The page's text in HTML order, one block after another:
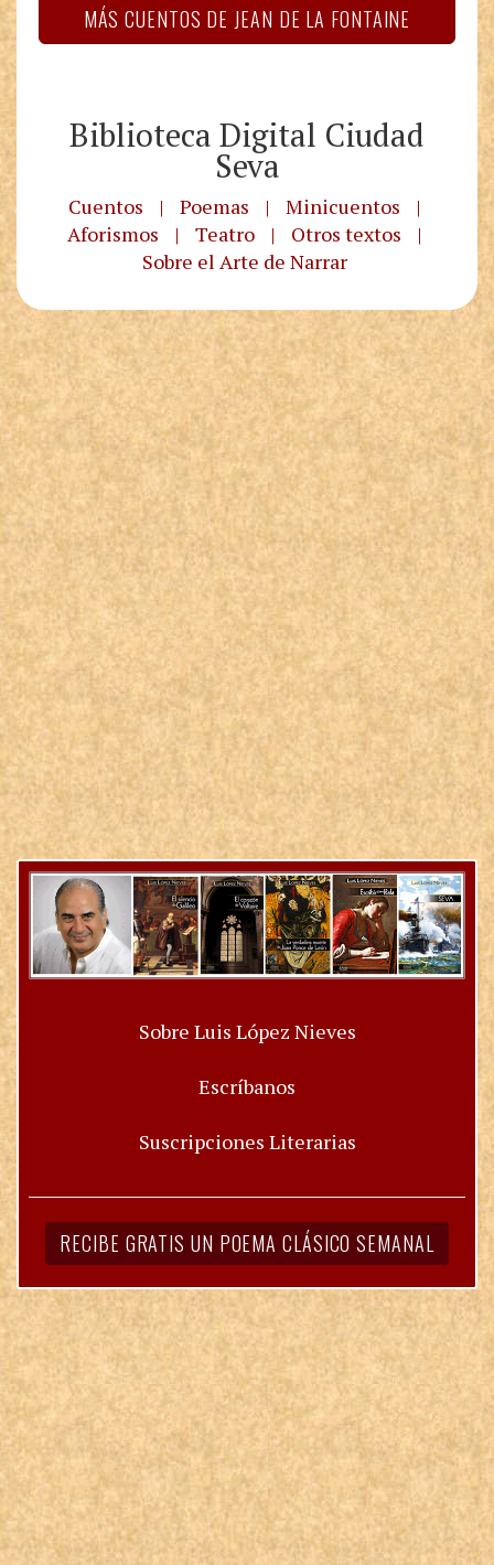
MÁS CUENTOS DE JEAN DE LA FONTAINE
Biblioteca Digital Ciudad
Seva
Cuentos | Poemas | Minicuentos
|
Aforismos
| Teatro | Otros textos
|
Sobre el Arte de Narrar
Sobre Luis López Nieves
Escríbanos
Suscripciones Literarias
RECIBE GRATIS UN POEMA CLÁSICO SEMANAL